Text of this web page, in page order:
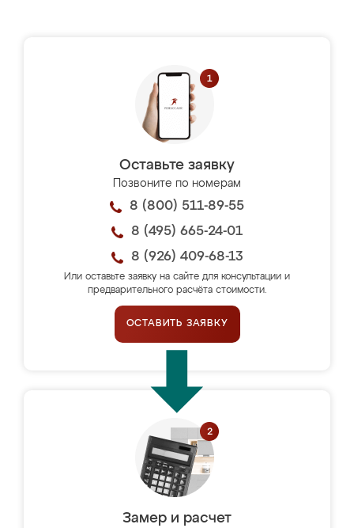
Оставьте заявку
Позвоните по номерам
8 (800) 511-89-55
8 (495) 665-24-01
8 (926) 409-68-13
Или оставьте заявку на сайте для консультации и
предварительного расчёта стоимости.
ОСТАВИТЬ ЗАЯВКУ
Замер и расчет